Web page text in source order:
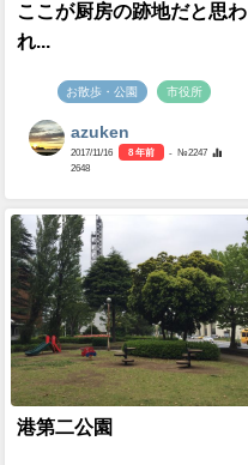
ここが厨房の跡地だと思わ
れ...
お散歩・公園 市役所
azuken
2017/11/16 8 年前
- №2247
2648
港第二公園